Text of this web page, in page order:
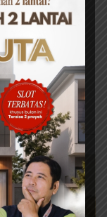
WhatsApp
#JASA ANTI